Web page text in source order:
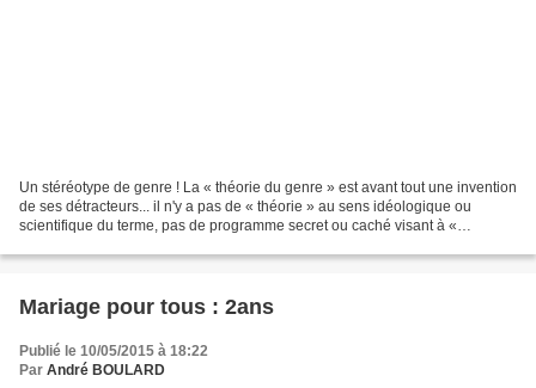
Un stéréotype de genre ! La « théorie du genre » est avant tout une invention
de ses détracteurs... il n'y a pas de « théorie » au sens idéologique ou
scientifique du terme, pas de programme secret ou caché visant à «
Mariage pour tous : 2ans
Publié le 10/05/2015 à 18:22
Par André BOULARD